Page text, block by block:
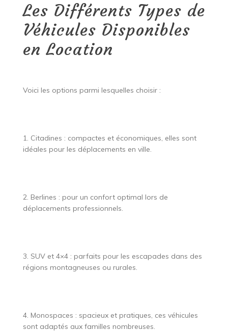
Les Différents Types de
Véhicules Disponibles
en Location
Voici les options parmi lesquelles choisir :
1. Citadines : compactes et économiques, elles sont
idéales pour les déplacements en ville.
2. Berlines : pour un confort optimal lors de
déplacements professionnels.
3. SUV et 4×4 : parfaits pour les escapades dans des
régions montagneuses ou rurales.
4. Monospaces : spacieux et pratiques, ces véhicules
sont adaptés aux familles nombreuses.